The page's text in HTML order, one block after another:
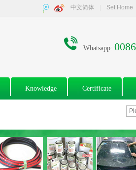
中文简体 Set Home
Whatsapp:
Knowledge Certificate